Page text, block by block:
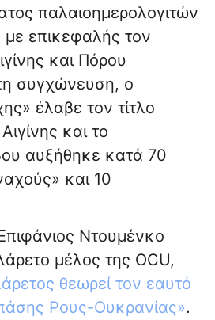
παλαιοημερολογιτών
επικεφαλής τον
και Πόρου
συγχώνευση, ο
έλαβε τον τίτλο
και το
αυξήθηκε κατά 70
και 10
Ντουμένκο
μέλος της OCU,
θεωρεί τον εαυτό
Ρους-Ουκρανίας».